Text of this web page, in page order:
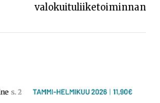
valokuituliiketoiminnan